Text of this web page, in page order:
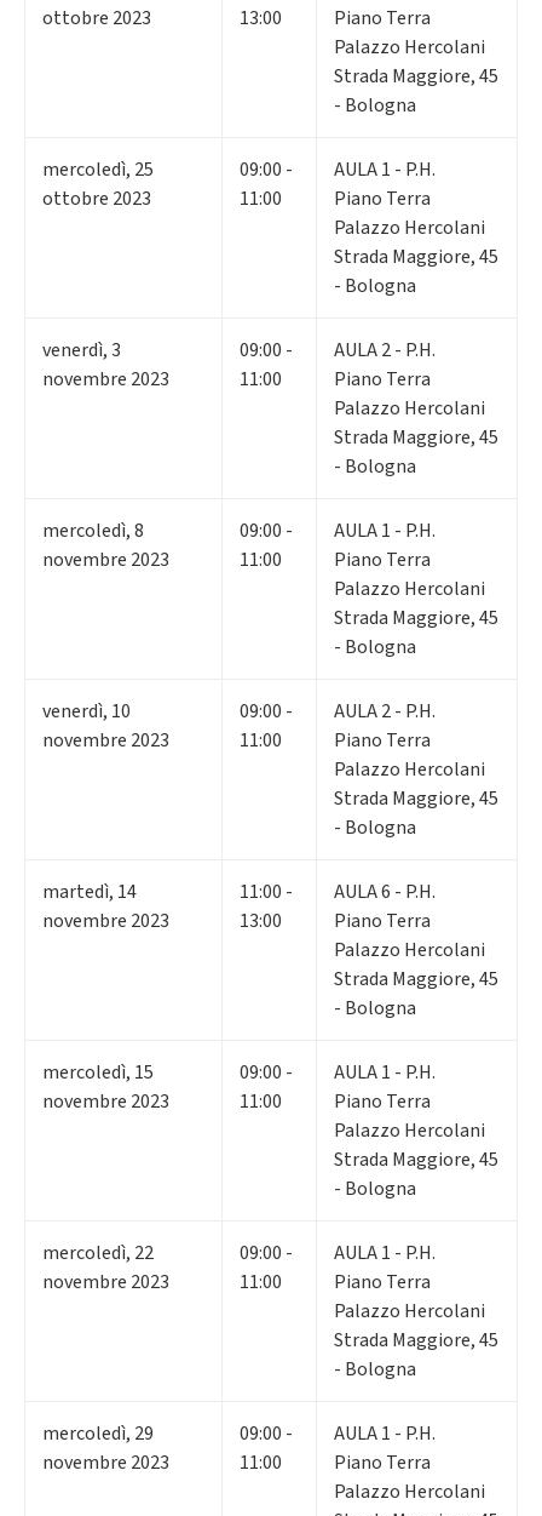
ottobre 2023
13:00
Piano Terra
Palazzo Hercolani
Strada Maggiore, 45
- Bologna
mercoledì, 25
ottobre 2023
09:00 -
11:00
AULA 1 - P.H.
Piano Terra
Palazzo Hercolani
Strada Maggiore, 45
- Bologna
venerdì,3
novembre 2023
09:00 -
11:00
AULA 2 - P.H.
Piano Terra
Palazzo Hercolani
Strada Maggiore, 45
- Bologna
mercoledì,8
novembre 2023
09:00 -
11:00
AULA 1 - P.H.
Piano Terra
Palazzo Hercolani
Strada Maggiore, 45
- Bologna
venerdì, 10
novembre 2023
09:00 -
11:00
AULA 2 - P.H.
Piano Terra
Palazzo Hercolani
Strada Maggiore, 45
- Bologna
martedì, 14
novembre 2023
11:00 -
13:00
AULA 6 - P.H.
Piano Terra
Palazzo Hercolani
Strada Maggiore, 45
- Bologna
mercoledì, 15
novembre 2023
09:00 -
11:00
AULA 1 - P.H.
Piano Terra
Palazzo Hercolani
Strada Maggiore, 45
- Bologna
mercoledì, 22
novembre 2023
09:00 -
11:00
AULA 1 - P.H.
Piano Terra
Palazzo Hercolani
Strada Maggiore, 45
- Bologna
mercoledì, 29
novembre 2023
09:00 -
11:00
AULA 1 - P.H.
Piano Terra
Palazzo Hercolani